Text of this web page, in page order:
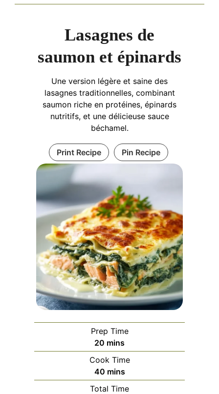
Lasagnes de
saumon et épinards
Une version légère et saine des
lasagnes traditionnelles, combinant
saumon riche en protéines, épinards
nutritifs, et une délicieuse sauce
béchamel.
Print Recipe Pin Recipe
Prep Time
20 minutes
mins
Cook Time
40minutes
mins
Total Time